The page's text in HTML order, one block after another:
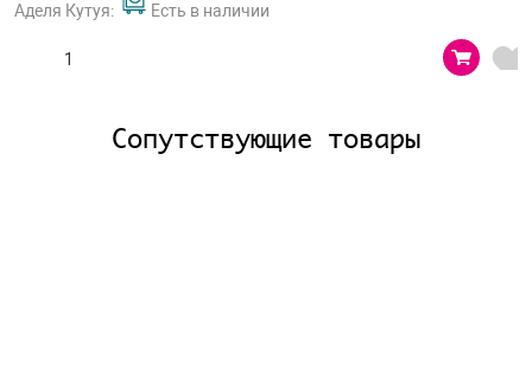
Аделя Кутуя: Есть в наличии
Сопутствующие товары